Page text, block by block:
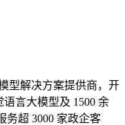
型解决方案提供商，开
言大模型及 1500 余
务超 3000 家政企客